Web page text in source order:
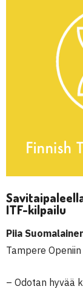
ITF-kilpailu
Piia
Tampere
– Odotan hyvää